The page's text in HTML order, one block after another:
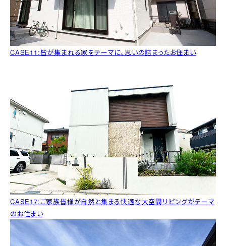
CASE11:皆が集まれる家をテーマに、思いの詰まったお住まい
CASE17:ご家族皆様が自然と集まる快適な大空間リビングがテーマ
のお住まい